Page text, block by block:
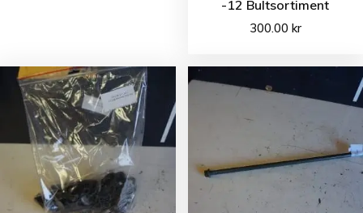
-12 Bultsortiment
300.00 kr